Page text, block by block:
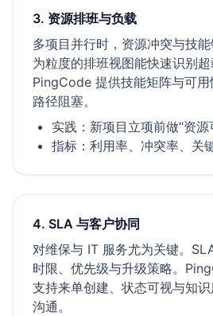
3. 资源排班与负载
多项目并行时，资源冲突与技
为粒度的排班视图能快速识别超
PingCode 提供技能矩阵与可
路径阻塞。
实践：新项目立项前做“资源
指标：利用率、冲突率、关
4. SLA 与客户协同
对维保与 IT 服务尤为关键。
时限、优先级与升级策略。
支持来单创建、状态可视与知
沟通。